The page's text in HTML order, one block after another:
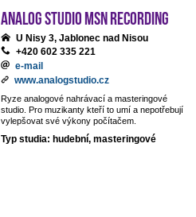
analog studio MSN recording
U Nisy 3, Jablonec nad Nisou
+420 602 335 221
e-mail
www.analogstudio.cz
Ryze analogové nahrávací a masteringové
studio. Pro muzikanty kteří to umí a nepotřebují
vylepšovat své výkony počítačem.
Typ studia: hudební, masteringové